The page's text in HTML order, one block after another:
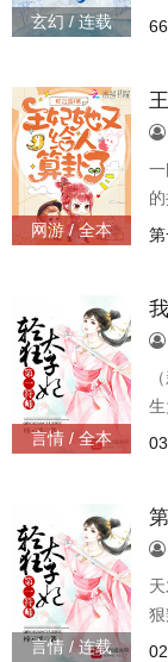
玄幻 / 连载
网游 / 全本
言情 / 全本
他
连
言情 / 连载